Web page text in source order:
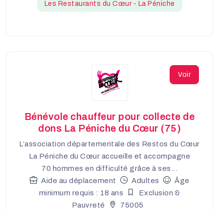
Les Restaurants du Cœur - La Péniche
Voir
Bénévole chauffeur pour collecte de
dons La Péniche du Cœur (75)
L’association départementale des Restos du Cœur
La Péniche du Cœur accueille et accompagne
70 hommes en difficulté grâce à ses...
Aide au déplacement
Adultes
Âge
minimum requis : 18 ans
Exclusion &
Pauvreté
75005